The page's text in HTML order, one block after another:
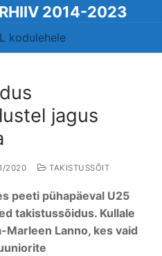
2014-2023
kodulehele
jagus
2020 TAKISTUSSÕIT
peeti pühapäeval U25
takistussõidus. Kullale
Lanno, kes vaid